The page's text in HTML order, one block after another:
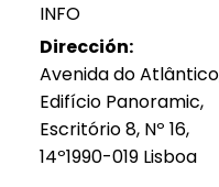
INFO
Dirección:
Avenida do
Edifício Panoramic,
Escritório 8, Nº 16,
14º1990-019 Lisboa